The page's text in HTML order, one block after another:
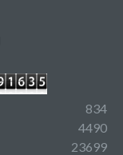
834
4490
23699